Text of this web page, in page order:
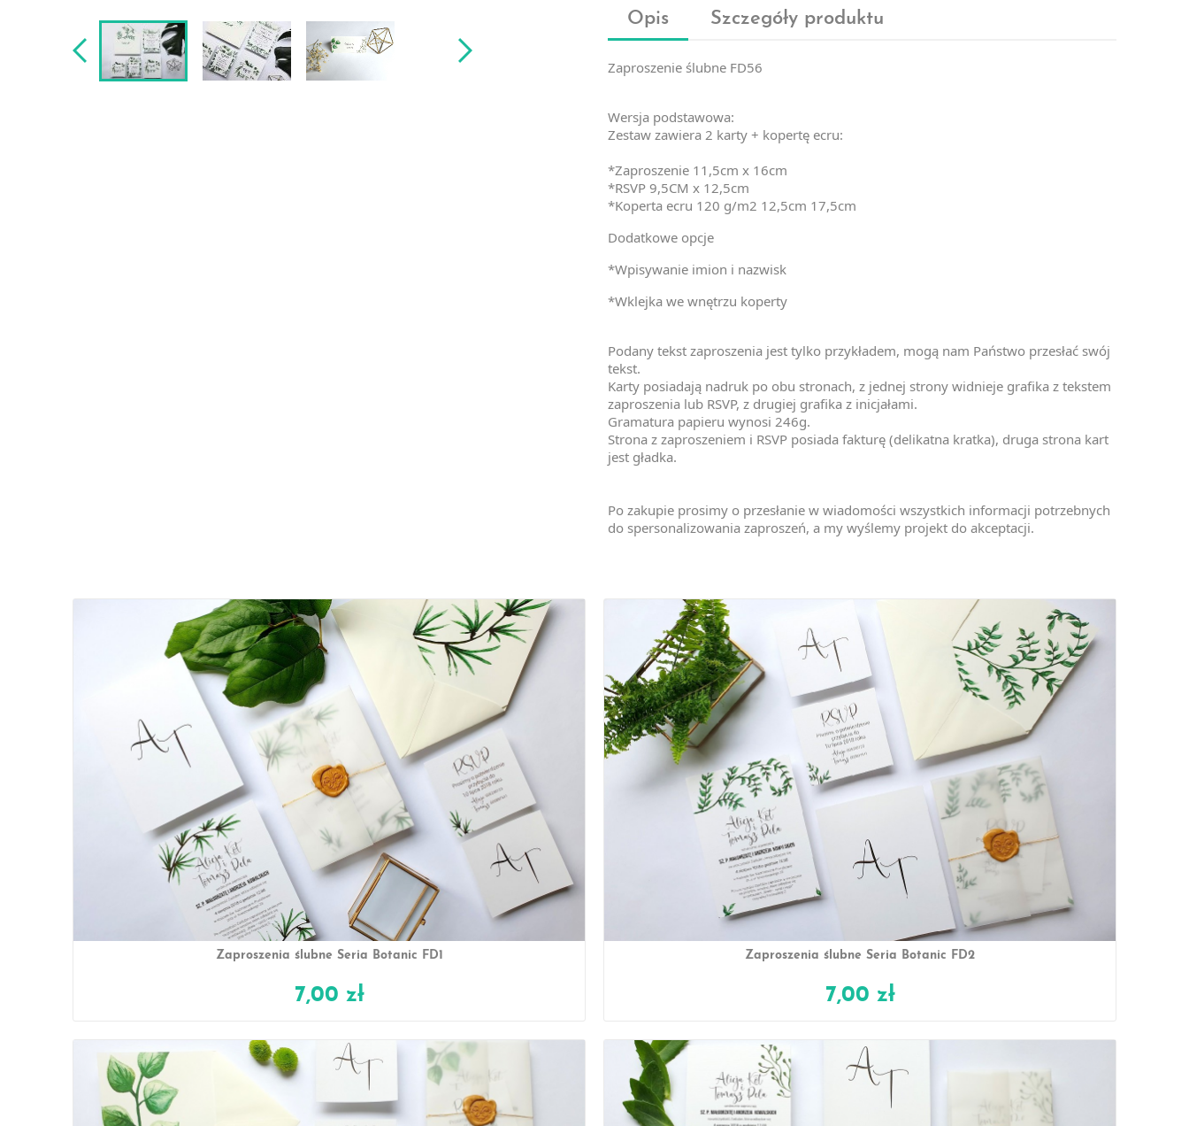
Opis Szczegóły produktu
Zaproszenie ślubne FD56
Wersja podstawowa:
Zestaw zawiera 2 karty + kopertę ecru:
*Zaproszenie 11,5cm x 16cm
*RSVP 9,5CM x 12,5cm
*Koperta ecru 120 g/m2 12,5cm 17,5cm
Dodatkowe opcje
*Wpisywanie imion i nazwisk
*Wklejka we wnętrzu koperty
Podany tekst zaproszenia jest tylko przykładem, mogą nam Państwo przesłać swój
tekst.
Karty posiadają nadruk po obu stronach, z jednej strony widnieje grafika z tekstem
zaproszenia lub RSVP, z drugiej grafika z inicjałami.
Gramatura papieru wynosi 246g.
Strona z zaproszeniem i RSVP posiada fakturę (delikatna kratka), druga strona kart
jest gładka.
Po zakupie prosimy o przesłanie w wiadomości wszystkich informacji potrzebnych
do spersonalizowania zaproszeń, a my wyślemy projekt do akceptacji.
Zaproszenia ślubne Seria Botanic FD1
7,00 zł
Zaproszenia ślubne Seria Botanic FD2
7,00 zł